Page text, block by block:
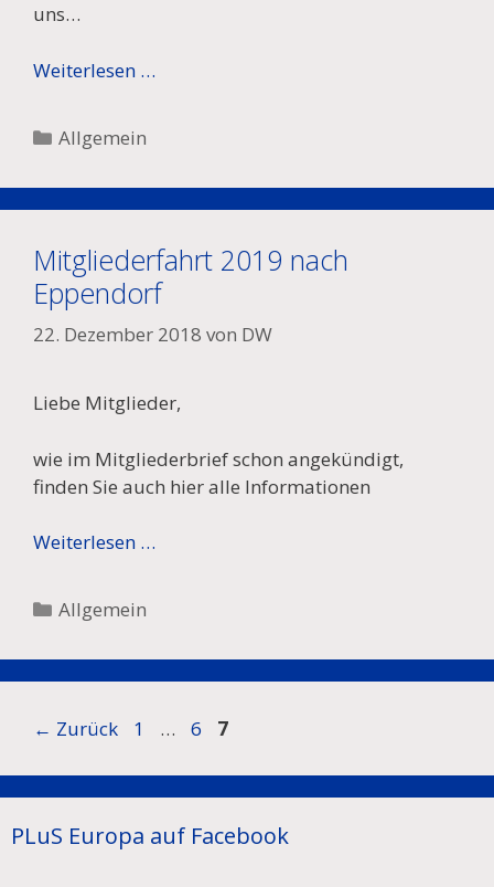
uns…
Weiterlesen …
Kategorien
Allgemein
Mitgliederfahrt 2019 nach
Eppendorf
22. Dezember 2018 von DW
Liebe Mitglieder,
wie im Mitgliederbrief schon angekündigt,
finden Sie auch hier alle Informationen
Weiterlesen …
Kategorien
Allgemein
Beitrags-
← Zurück Seite
1 … Seite
6 Seite
7
PLuS Europa auf Facebook